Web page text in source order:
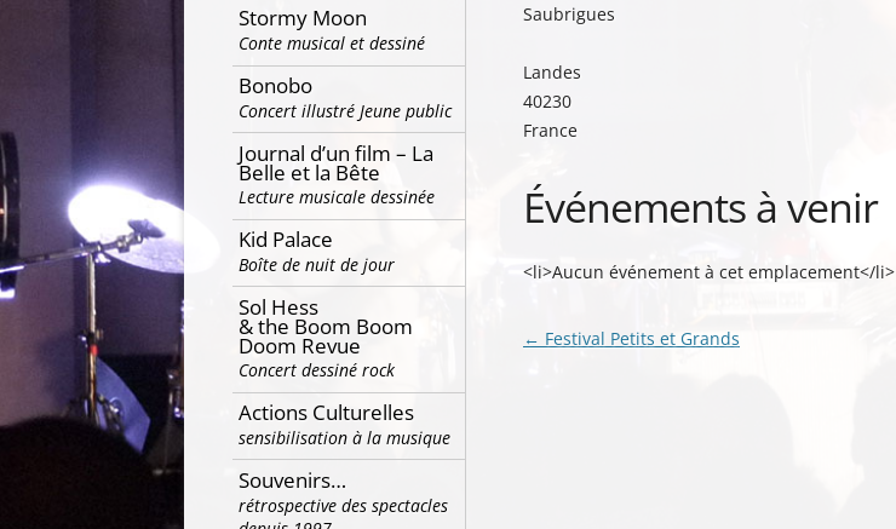
Saubrigues
Landes
40230
France
Événements à venir
<li>Aucun événement à cet emplacement</li>
Navigation
← Festival Petits et Grands
Stormy Moon
Conte musical et dessiné
Bonobo
Concert illustré Jeune public
Journal d’un film – La
Belle et la Bête
Lecture musicale dessinée
Kid Palace
Boîte de nuit de jour
Sol Hess
& the Boom Boom
Doom Revue
Concert dessiné rock
Actions Culturelles
sensibilisation à la musique
Souvenirs…
rétrospective des spectacles